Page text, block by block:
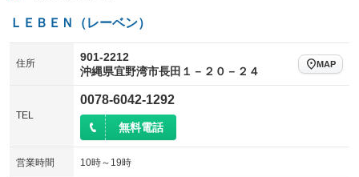
電動格納サードシート
：装備なし
電動リアゲート
：装備なし フロントカメラ
：装備なし
シートエアコン
：装備なし
サイドカメラ
エアサスペンション
：装備なし
ＬＥＢＥＮ（レーベン）
住所
901-2212
沖縄県宜野湾市長田１－２０－２４
MAP
TEL
0078-6042-1292
無料電話
営業時間 10時～19時